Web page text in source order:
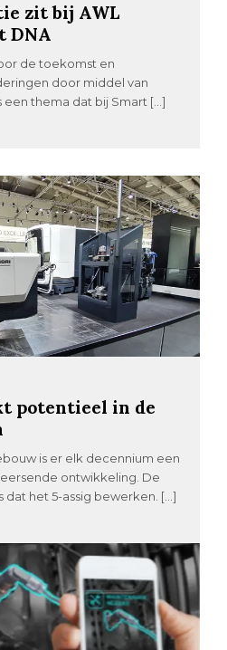
zit bij AWL
DNA
de toekomst en
door middel van
een thema dat bij Smart […]
potentieel in de
is er elk decennium een
ontwikkeling. De
dat het 5-assig bewerken. […]